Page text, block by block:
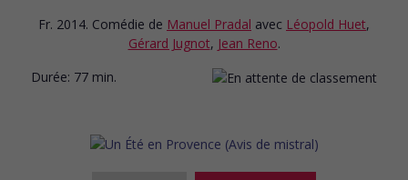
Fr. 2014. Comédie de Manuel Pradal avec Léopold Huet,
Gérard Jugnot, Jean Reno.
Durée: 77 min.